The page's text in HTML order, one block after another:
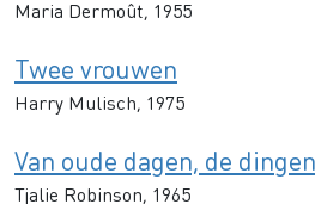
Maria Dermoût, 1955
Twee vrouwen
Harry Mulisch, 1975
Van oude dagen, de
Tjalie Robinson, 1965